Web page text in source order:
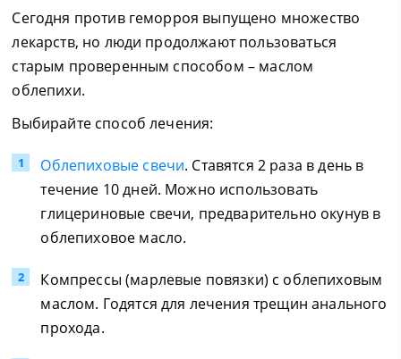
Сегодня против геморроя выпущено множество
лекарств, но люди продолжают пользоваться
старым проверенным способом – маслом
облепихи.
Выбирайте способ лечения:
Облепиховые свечи. Ставятся 2 раза в день в
течение 10 дней. Можно использовать
глицериновые свечи, предварительно окунув в
облепиховое масло.
Компрессы (марлевые повязки) с облепиховым
маслом. Годятся для лечения трещин анального
прохода.